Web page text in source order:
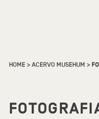
HOME>ACERVO MUSEHUM >